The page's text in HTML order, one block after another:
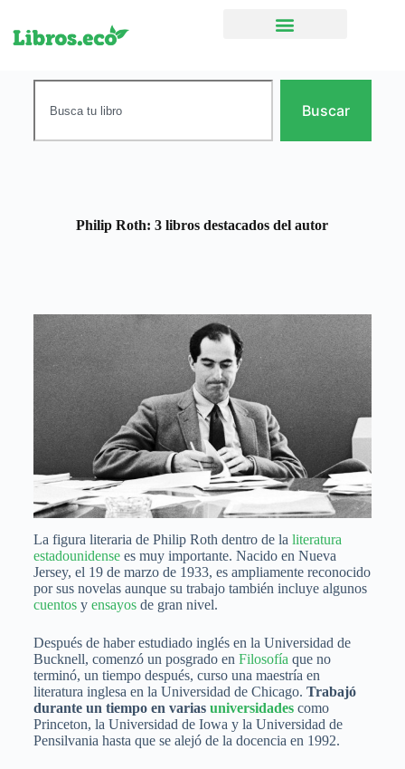
Buscar
Philip Roth: 3 libros destacados del autor
La figura literaria de Philip Roth dentro de la literatura
estadounidensees muy importante. Nacido en Nueva
Jersey, el 19 de marzo de 1933, es ampliamente reconocido
por sus novelas aunque su trabajo también incluye algunos
cuentos y ensayos de gran nivel.
Después de haber estudiado inglés en la Universidad de
Bucknell, comenzó un posgrado en Filosofía que no
terminó, un tiempo después, curso una maestría en
literatura inglesa en la Universidad de Chicago. Trabajó
durante un tiempo en varias universidades como
Princeton, la Universidad de Iowa y la Universidad de
Pensilvania hasta que se alejó de la docencia en 1992.